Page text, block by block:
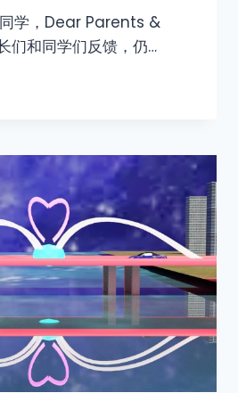
学，Dear Parents &
们和同学们反馈，仍…